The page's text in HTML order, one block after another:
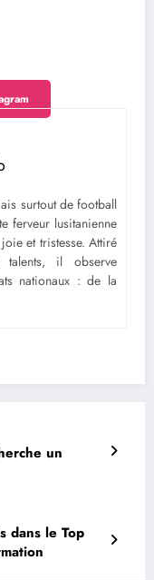
surtout de football
ferveur lusitanienne
et tristesse. Attiré
il observe
nationaux : de la
un
dans le Top